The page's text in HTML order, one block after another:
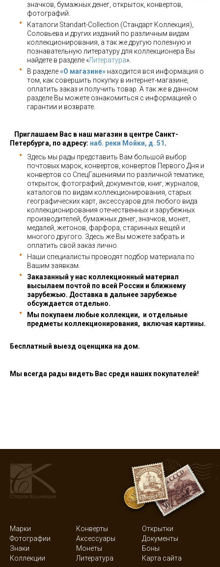
значков, бумажных денег, открыток, конвертов,
фотографий.
Каталоги Standart-Collection (Стандарт Коллекция),
Соловьева и других изданий по различным видам
коллекционирования, а так же другую полезную и
познавательную литературу для коллекционера Вы
найдете в разделе «Литература».
В разделе«О магазине» находится вся информация о
том, как совершить покупку в интернет-магазине,
оплатить заказ и получить товар. А так же в данном
разделе Вы можете ознакомиться с информацией о
гарантии и возврате.
Приглашаем Вас в наш магазин в центре Санкт-
Петербурга, по адресу: наб. реки Мойки, д. 51 .
Здесь мы рады представить Вам большой выбор
почтовых марок, конвертов, конвертов Первого Дня и
конвертов со СпецГашениями по различной тематике,
открыток, фотографий, документов, книг, журналов,
каталогов по видам коллекционирования, старых
географических карт, аксессуаров для любого вида
коллекционирования отечественных и зарубежных
производителей, бумажных денег, значков, монет,
медалей, жетонов, фарфора, старинных вещей и
многого другого. Здесь же Вы можете забрать и
оплатить свой заказ лично.
Наши специалисты проводят подбор материала по
Вашим заявкам.
Заказанный у нас коллекционный материал
высылаем почтой по всей России и ближнему
зарубежью. Доставка в дальнее зарубежье
обсуждается отдельно.
Мы покупаем любые коллекции, и отдельные
предметы коллекционирования, включая картины.
Бесплатный выезд оценщика на дом.
Мы всегда рады видеть Вас среди наших покупателей!
Марки Конверты
Открытки
Фотографии
Аксессуары
Документы
Знаки
Монеты
Боны
Коллекции
Литература Карта сайта